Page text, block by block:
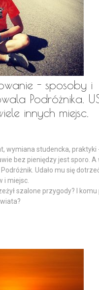
- sposoby i
Podróżnika.
innych miejsc.
wymiana studencka, praktyki
bez pieniędzy jest sporo. A
Udało mu się
i miejsc.
szalone przygody? I